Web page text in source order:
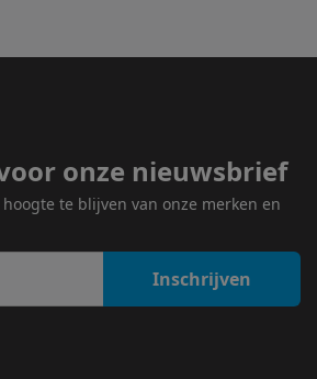
onze nieuwsbrief
te blijven van onze merken en
Inschrijven